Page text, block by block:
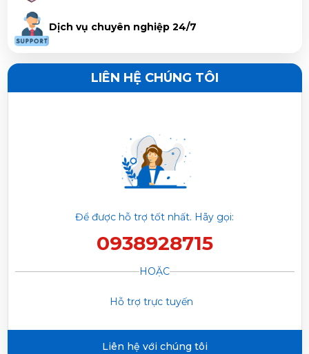
Nguyễn Văn Sang vừa đặt muaVệ Sinh Máy Lạnh Quận
Bình Thạnh
Nguyễn Ngọc Trí vừa đặt muaVệ Sinh Máy Lạnh Quận
Phạm Trâm vừa đặt mua
Vệ Sinh Máy Lạnh Quận Bình
Trần Phước Hưng vừa đặt muaVệ Sinh Máy Lạnh Quận
Huỳnh Thị Thanh Tĩnh vừa đặt muaVệ Sinh Máy Lạnh
Dịch vụ chuyên nghiệp 24/7
LIÊN HỆ CHÚNG TÔI
Để được hỗ trợ tốt nhất. Hãy gọi:
0938928715
HOẶC
Hỗ trợ trực tuyến
Liên hệ với chúng tôi